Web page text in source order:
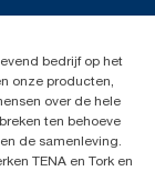
bedrijf op het
onze producten,
over de hele
ten behoeve
de samenleving.
TENA en Tork en